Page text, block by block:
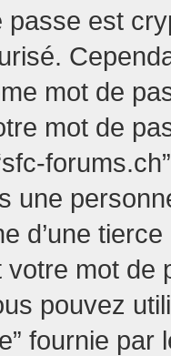
passe est
mot de
mot de
une
d’une
votre mot de
pouvez
fournie par